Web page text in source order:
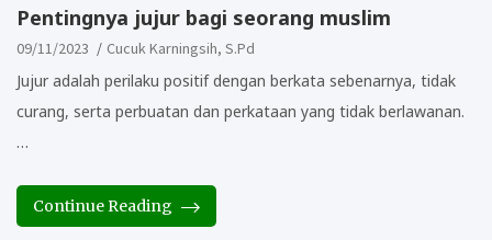
Pentingnya jujur bagi seorang muslim
09/11/2023 Cucuk Karningsih, S.Pd
Jujur adalah perilaku positif dengan berkata sebenarnya, tidak
curang, serta perbuatan dan perkataan yang tidak berlawanan.
…
Continue Reading